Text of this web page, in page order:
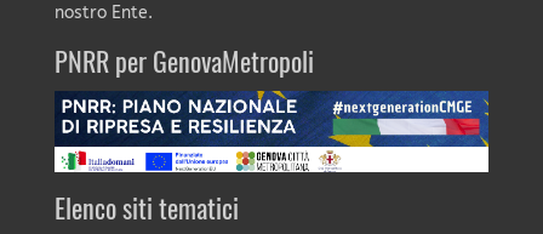
nostro Ente.
PNRR per GenovaMetropoli
Elenco siti tematici